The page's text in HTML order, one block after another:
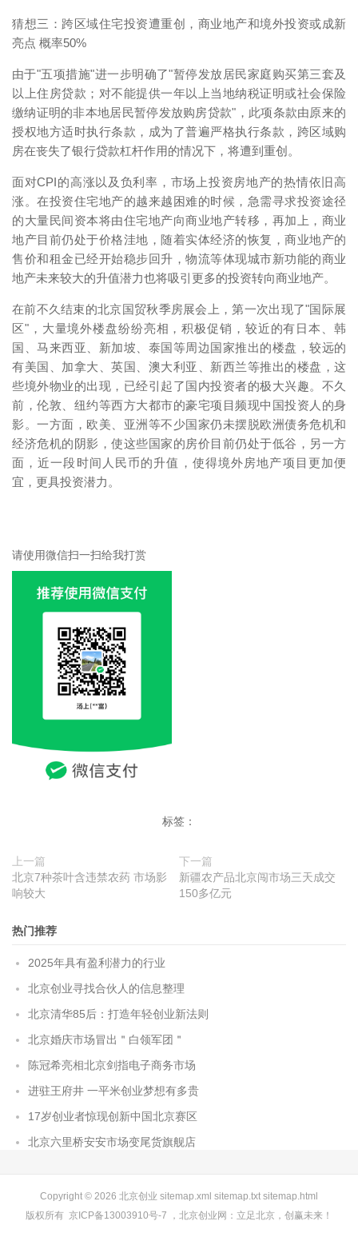
猜想三：跨区域住宅投资遭重创，商业地产和境外投资或成新
亮点 概率50%
由于"五项措施"进一步明确了"暂停发放居民家庭购买第三套及
以上住房贷款；对不能提供一年以上当地纳税证明或社会保险
缴纳证明的非本地居民暂停发放购房贷款"，此项条款由原来的
授权地方适时执行条款，成为了普遍严格执行条款，跨区域购
房在丧失了银行贷款杠杆作用的情况下，将遭到重创。
面对CPI的高涨以及负利率，市场上投资房地产的热情依旧高
涨。在投资住宅地产的越来越困难的时候，急需寻求投资途径
的大量民间资本将由住宅地产向商业地产转移，再加上，商业
地产目前仍处于价格洼地，随着实体经济的恢复，商业地产的
售价和租金已经开始稳步回升，物流等体现城市新功能的商业
地产未来较大的升值潜力也将吸引更多的投资转向商业地产。
在前不久结束的北京国贸秋季房展会上，第一次出现了"国际展
区"，大量境外楼盘纷纷亮相，积极促销，较近的有日本、韩
国、马来西亚、新加坡、泰国等周边国家推出的楼盘，较远的
有美国、加拿大、英国、澳大利亚、新西兰等推出的楼盘，这
些境外物业的出现，已经引起了国内投资者的极大兴趣。不久
前，伦敦、纽约等西方大都市的豪宅项目频现中国投资人的身
影。一方面，欧美、亚洲等不少国家仍未摆脱欧洲债务危机和
经济危机的阴影，使这些国家的房价目前仍处于低谷，另一方
面，近一段时间人民币的升值，使得境外房地产项目更加便
宜，更具投资潜力。
请使用微信扫一扫给我打赏
标签：
上一篇
北京7种茶叶含违禁农药 市场影
响较大
下一篇
新疆农产品北京闯市场三天成交
150多亿元
热门推荐
2025年具有盈利潜力的行业
北京创业寻找合伙人的信息整理
北京清华85后：打造年轻创业新法则
北京婚庆市场冒出＂白领军团＂
陈冠希亮相北京剑指电子商务市场
进驻王府井 一平米创业梦想有多贵
17岁创业者惊现创新中国北京赛区
北京六里桥安安市场变尾货旗舰店
Copyright © 2026 北京创业 sitemap.xml sitemap.txt sitemap.html
版权所有 京ICP备13003910号-7 ， 北京创业网 ：立足北京，创赢未来！